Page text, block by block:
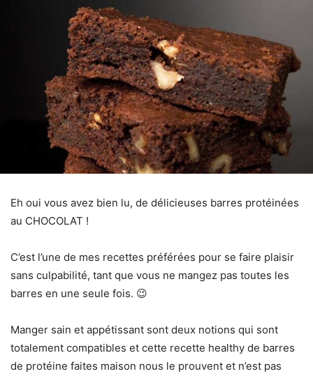
Eh oui vous avez bien lu, de délicieuses barres protéinées
au CHOCOLAT !
C’est l’une de mes recettes préférées pour se faire plaisir
sans culpabilité, tant que vous ne mangez pas toutes les
barres en une seule fois. 😉
Manger sain et appétissant sont deux notions qui sont
totalement compatibles et cette recette healthy de barres
de protéine faites maison nous le prouvent et n’est pas